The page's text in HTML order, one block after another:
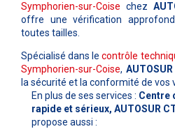
Symphorien-sur-Coise chez
offre une vérification
toutes tailles.
Spécialisé dans lecontrôle
Symphorien-sur-Coise,
la sécurité et la conformité de vos
En plus de ses services : Centre
rapide et sérieux, AUTOSUR
propose aussi :